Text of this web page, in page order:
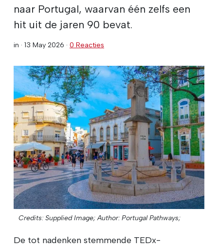
naar Portugal, waarvan één zelfs een
hit uit de jaren 90 bevat.
in · 13 May 2026 · 0 Reacties
Credits: Supplied Image; Author: Portugal Pathways;
De tot nadenken stemmende TEDx-